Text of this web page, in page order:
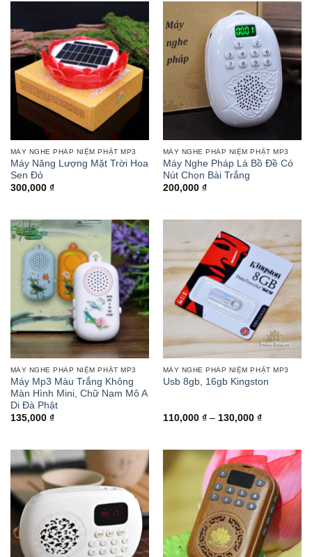
MÁY NGHE PHÁP NIỆM PHẬT MP3
Máy Năng Lượng Mặt Trời Hoa
Sen Đỏ
300,000 ₫
MÁY NGHE PHÁP NIỆM PHẬT MP3
Máy Nghe Pháp Lá Bồ Đề Có
Nút Chọn Bài Trắng
200,000 ₫
MÁY NGHE PHÁP NIỆM PHẬT MP3
Máy Mp3 Màu Trắng Không
Màn Hình Mini, Chữ Nam Mô A
Di Đà Phật
135,000 ₫
MÁY NGHE PHÁP NIỆM PHẬT MP3
Usb 8gb, 16gb Kingston
110,000 ₫ – 130,000 ₫Khoảng
đến
130,000 ₫